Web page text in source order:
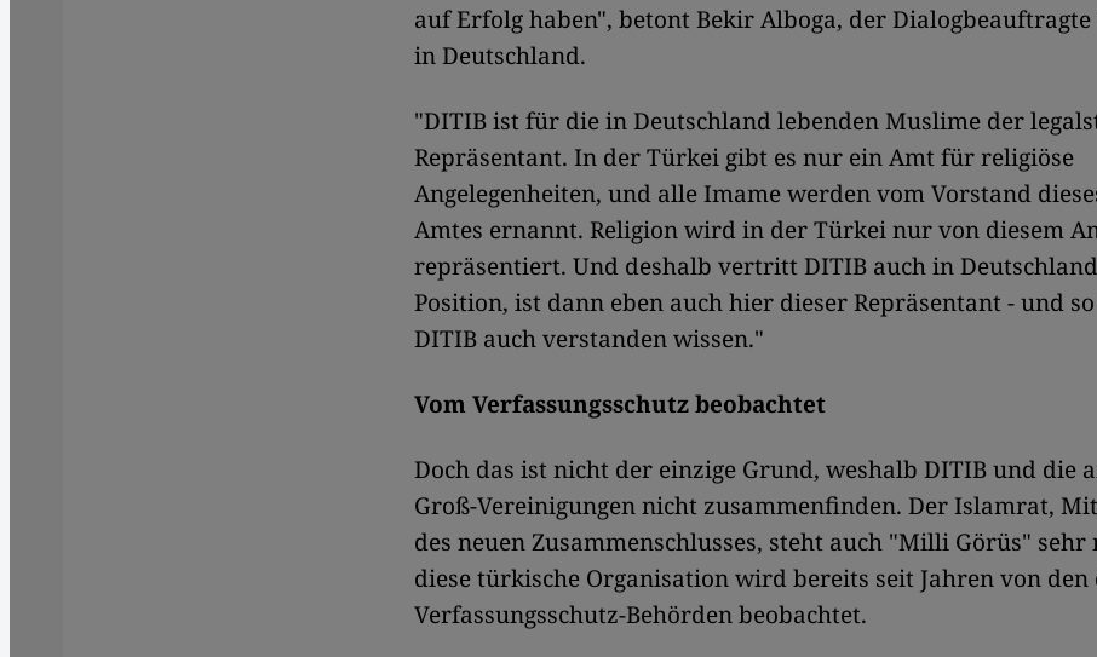
auf Erfolg haben", betont Bekir Alboga, der
in Deutschland.
"DITIB ist für die in Deutschland lebenden Muslime der
Repräsentant. In der Türkei gibt es nur ein Amt für religiöse
Angelegenheiten, und alle Imame werden vom Vorstand
Amtes ernannt. Religion wird in der Türkei nur von diesem
repräsentiert. Und deshalb vertritt DITIB auch in
Position, ist dann eben auch hier dieser Repräsentant - und
DITIB auch verstanden wissen."
Vom Verfassungsschutz beobachtet
Doch das ist nicht der einzige Grund, weshalb DITIB und die
Groß-Vereinigungen nicht zusammenfinden. Der Islamrat,
des neuen Zusammenschlusses, steht auch "Milli Görüs" sehr
diese türkische Organisation wird bereits seit Jahren von den
Verfassungsschutz-Behörden beobachtet.